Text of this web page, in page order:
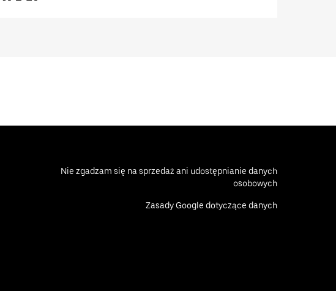
Nie zgadzam się na sprzedaż ani udostępnianie danych
osobowych
Zasady Google dotyczące danych